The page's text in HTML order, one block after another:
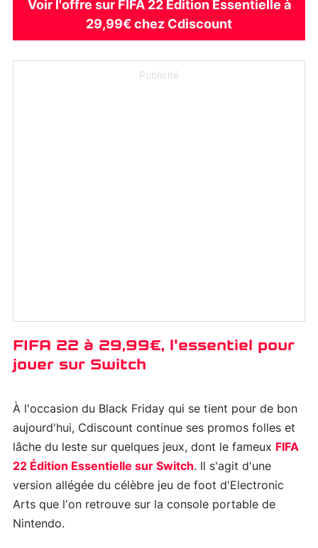
Voir l'offre sur FIFA 22 Édition Essentielle à
29,99€ chez Cdiscount
Publicité
FIFA 22 à 29,99€, l'essentiel pour
jouer sur Switch
À l'occasion du Black Friday qui se tient pour de bon
aujourd'hui, Cdiscount continue ses promos folles et
lâche du leste sur quelques jeux, dont le fameux FIFA
22 Édition Essentielle sur Switch. Il s'agit d'une
version allégée du célèbre jeu de foot d'Electronic
Arts que l'on retrouve sur la console portable de
Nintendo.